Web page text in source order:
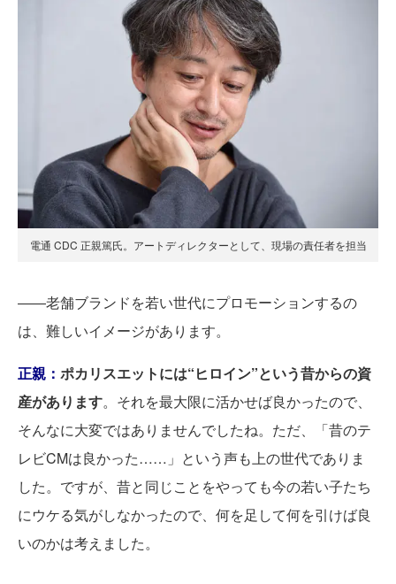
電通 CDC 正親篤氏。アートディレクターとして、現場の責任者を担当
――老舗ブランドを若い世代にプロモーションするの
は、難しいイメージがあります。
正親： ポカリスエットには“ヒロイン”という昔からの資
産があります。それを最大限に活かせば良かったので、
そんなに大変ではありませんでしたね。ただ、「昔のテ
レビCMは良かった……」という声も上の世代でありま
した。ですが、昔と同じことをやっても今の若い子たち
にウケる気がしなかったので、何を足して何を引けば良
いのかは考えました。